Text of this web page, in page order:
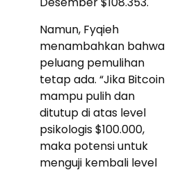
Namun, Fyqieh
menambahkan bahwa
peluang pemulihan
tetap ada. “Jika Bitcoin
mampu pulih dan
ditutup di atas level
psikologis $100.000,
maka potensi untuk
menguji kembali level